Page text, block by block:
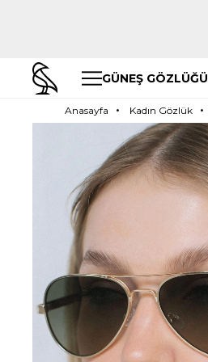
GÜNEŞ GÖZLÜĞÜ
Anasayfa Kadın Gözlük